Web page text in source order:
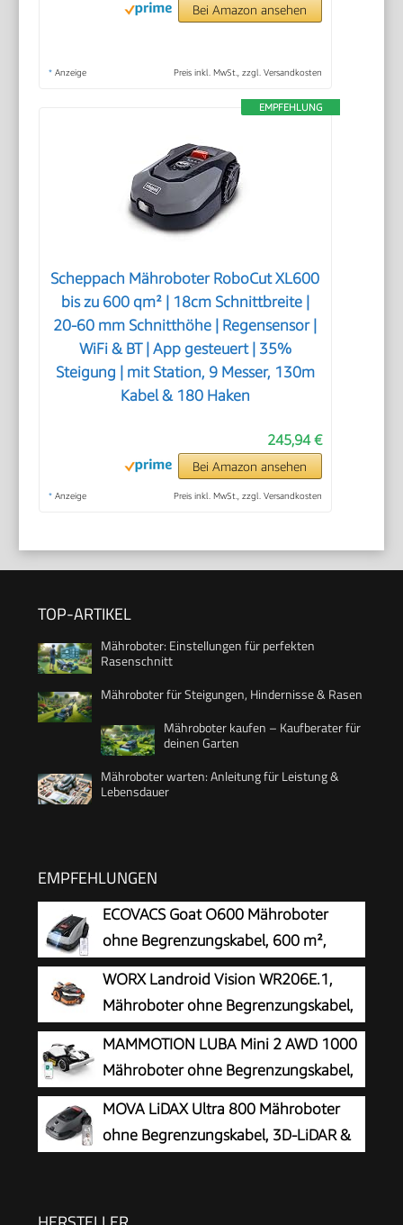
Bei Amazon ansehen
* Anzeige Preis inkl. MwSt., zzgl. Versandkosten
EMPFEHLUNG
Scheppach Mähroboter RoboCut XL600
bis zu 600 qm² | 18cm Schnittbreite |
20-60 mm Schnitthöhe | Regensensor |
WiFi & BT | App gesteuert | 35%
Steigung | mit Station, 9 Messer, 130m
Kabel & 180 Haken
245,94 €
Bei Amazon ansehen
* Anzeige Preis inkl. MwSt., zzgl. Versandkosten
TOP-ARTIKEL
Mähroboter: Einstellungen für perfekten
Rasenschnitt
Mähroboter für Steigungen, Hindernisse & Rasen
Mähroboter kaufen – Kaufberater für
deinen Garten
Mähroboter warten: Anleitung für Leistung &
Lebensdauer
EMPFEHLUNGEN
ECOVACS Goat O600 Mähroboter
ohne Begrenzungskabel, 600 m²,
RTK+Vision-Navigation,
Rasenmähroboter, KI-Hindernisvermeidung, App
Steuerung, passiert 0,7 m schmale Stellen
WORX Landroid Vision WR206E.1,
Mähroboter ohne Begrenzungskabel,
600 m²
MAMMOTION LUBA Mini 2 AWD 1000
Mähroboter ohne Begrenzungskabel,
Empf.1000㎡
MOVA LiDAX Ultra 800 Mähroboter
ohne Begrenzungskabel, 3D-LiDAR &